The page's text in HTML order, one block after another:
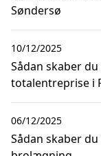
Søndersø
Sådan skaber
totalentreprise i
10/12/2025
Sådan skaber
06/12/2025